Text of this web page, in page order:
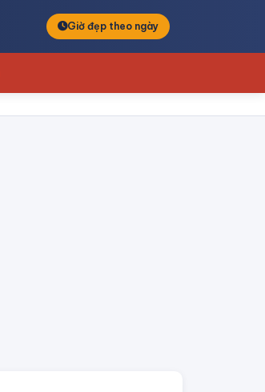
Giờ đẹp theo ngày